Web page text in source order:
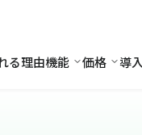
る理由機能 機能
価格 価格
導